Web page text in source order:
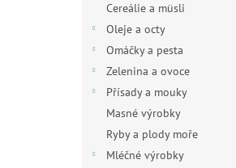
Cereálie a müsli
Oleje a octy
Omáčky a pesta
Zelenina a ovoce
Přísady a mouky
Masné výrobky
Ryby a plody moře
Mléčné výrobky